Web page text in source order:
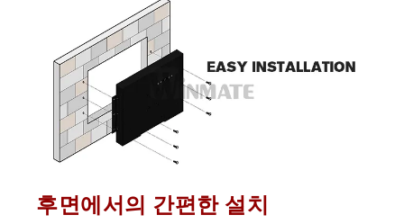
후면에서의 간편한 설치